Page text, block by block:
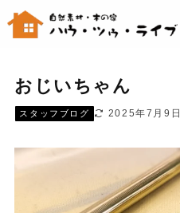
おじいちゃん
スタッフブログ 2025年7月9日